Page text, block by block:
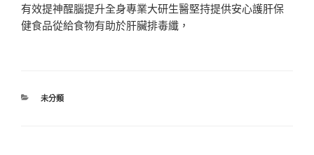
有效提神醒腦提升全身專業大研生醫堅持提供安心護肝保
健食品從給食物有助於肝臟排毒纖，
分
未分類